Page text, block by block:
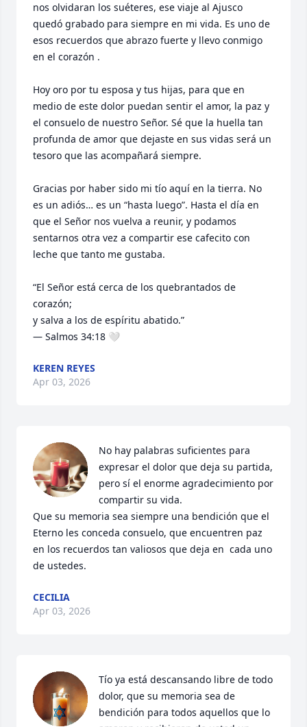
nos olvidaran los suéteres, ese viaje al Ajusco
quedó grabado para siempre en mi vida. Es uno de
esos recuerdos que abrazo fuerte y llevo conmigo
en el corazón .
Hoy oro por tu esposa y tus hijas, para que en
medio de este dolor puedan sentir el amor, la paz y
el consuelo de nuestro Señor. Sé que la huella tan
profunda de amor que dejaste en sus vidas será un
tesoro que las acompañará siempre.
Gracias por haber sido mi tío aquí en la tierra. No
es un adiós… es un “hasta luego”. Hasta el día en
que el Señor nos vuelva a reunir, y podamos
sentarnos otra vez a compartir ese cafecito con
leche que tanto me gustaba.
“El Señor está cerca de los quebrantados de
corazón;
y salva a los de espíritu abatido.”
— Salmos 34:18 🤍
KEREN REYES
Apr 03, 2026
No hay palabras suficientes para
expresar el dolor que deja su partida,
pero sí el enorme agradecimiento por
compartir su vida.
Que su memoria sea siempre una bendición que el
Eterno les conceda consuelo, que encuentren paz
en los recuerdos tan valiosos que deja en  cada uno
de ustedes.
CECILIA
Apr 03, 2026
Tío ya está descansando libre de todo
dolor, que su memoria sea de
bendición para todos aquellos que lo